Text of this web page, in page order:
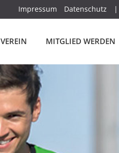
Impressum Datenschutz |
VEREIN MITGLIED WERDEN